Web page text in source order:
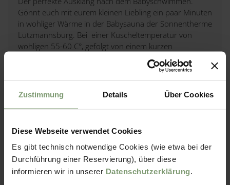
Zustimmung Details Über Cookies
Diese Webseite verwendet Cookies
Es gibt technisch notwendige Cookies (wie etwa bei der
Durchführung einer Reservierung), über diese
informieren wir in unserer Datenschutzerklärung.
Gönnt euch mit eurem kleinen Liebling ein paar Minuten
in wohliger Wärme in der Babysauna der Sonnentherme
Lutzmannsburg. Bei einer Kuscheltemperatur von
wohligen 55-60 C°, gefolgt von einem kurzen
Spaziergang an der frischen Luft und einem
erfrischenden Tauchbad. Einzigartig in Österreich!